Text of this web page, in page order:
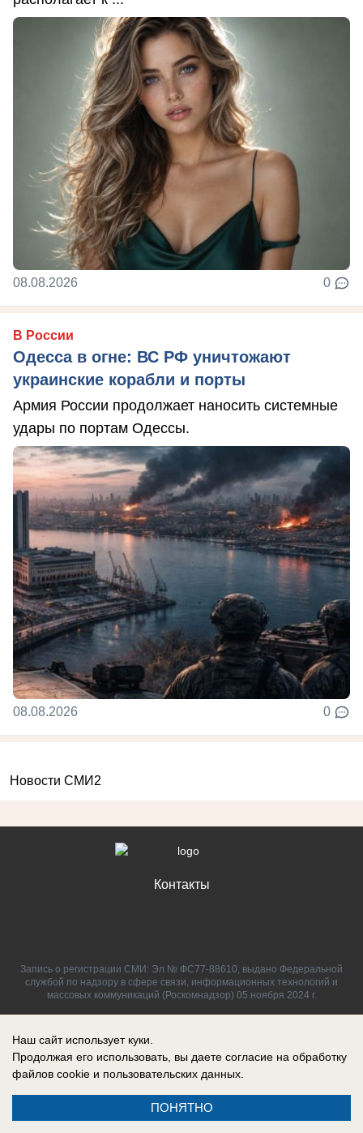
08.08.2026 0
В России
Одесса в огне: ВС РФ уничтожают
украинские корабли и порты
Армия России продолжает наносить системные
удары по портам Одессы.
08.08.2026 0
Новости СМИ2
Контакты
Запись о регистрации СМИ: Эл № ФС77-88610, выдано Федеральной
службой по надзору в сфере связи, информационных технологий и
массовых коммуникаций (Роскомнадзор) 05 ноября 2024 г.
Наш сайт использует куки.
Продолжая его использовать, вы даете согласие на обработку
файлов cookie и пользовательских данных.
ПОНЯТНО